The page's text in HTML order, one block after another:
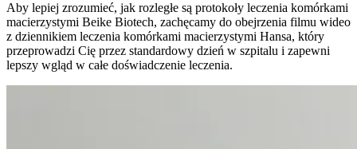
Aby lepiej zrozumieć, jak rozległe są protokoły leczenia komórkami
macierzystymi Beike Biotech, zachęcamy do obejrzenia filmu wideo
z dziennikiem leczenia komórkami macierzystymi Hansa, który
przeprowadzi Cię przez standardowy dzień w szpitalu i zapewni
lepszy wgląd w całe doświadczenie leczenia.